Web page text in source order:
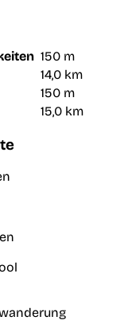
150 m
14,0 km
150 m
15,0 km